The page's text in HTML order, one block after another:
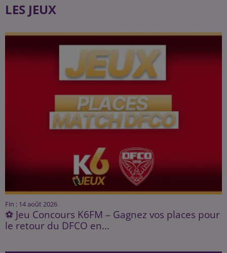
LES JEUX
Fin : 14 août 2026
⚽ Jeu Concours K6FM – Gagnez vos places pour
le retour du DFCO en...